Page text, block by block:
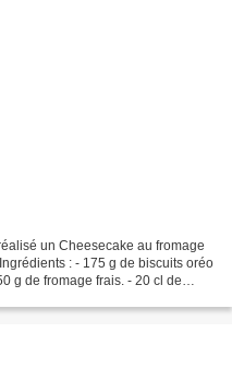
un Cheesecake au fromage
: - 175 g de biscuits oréo
g de fromage frais. - 20 cl de